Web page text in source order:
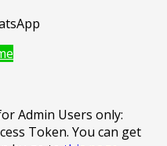
Admin Users only:
Token. You can get